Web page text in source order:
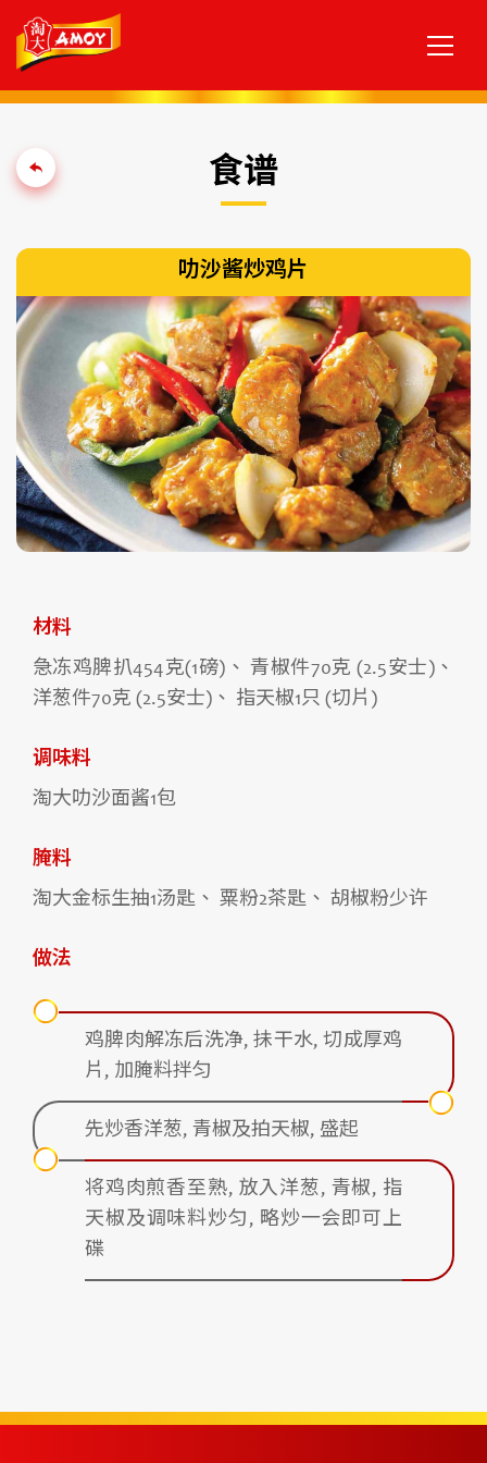
食谱
叻沙酱炒鸡片
材料
急冻鸡脾扒454克(1磅)、 青椒件70克 (2.5安士)、
洋葱件70克 (2.5安士)、 指天椒1只 (切片)
调味料
淘大叻沙面酱1包
腌料
淘大金标生抽1汤匙、 粟粉2茶匙、 胡椒粉少许
做法
鸡脾肉解冻后洗净, 抺干水, 切成厚鸡
片, 加腌料拌匀
先炒香洋葱, 青椒及拍天椒, 盛起
将鸡肉煎香至熟, 放入洋葱, 青椒, 指
天椒及调味料炒匀, 略炒一会即可上
碟